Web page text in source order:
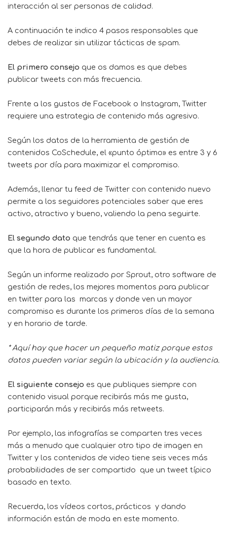
interacción al ser personas de calidad.
A continuación te indico 4 pasos responsables que
debes de realizar sin utilizar tácticas de spam.
El primero consejo que os damos es que debes
publicar tweets con más frecuencia.
Frente a los gustos de Facebook o Instagram, Twitter
requiere una estrategia de contenido más agresivo.
Según los datos de la herramienta de gestión de
contenidos CoSchedule, el «punto óptimo» es entre 3 y 6
tweets por día para maximizar el compromiso.
Además, llenar tu feed de Twitter con contenido nuevo
permite a los seguidores potenciales saber que eres
activo, atractivo y bueno, valiendo la pena seguirte.
El segundo dato que tendrás que tener en cuenta es
que la hora de publicar es fundamental.
Según un informe realizado por Sprout, otro software de
gestión de redes, los mejores momentos para publicar
en twitter para las marcas y donde ven un mayor
compromiso es durante los primeros días de la semana
y en horario de tarde.
* Aquí hay que hacer un pequeño matiz porque estos
datos pueden variar según la ubicación y la audiencia.
El siguiente consejo es que publiques siempre con
contenido visual porque recibirás más me gusta,
participarán más y recibirás más retweets.
Por ejemplo, las infografías se comparten tres veces
más a menudo que cualquier otro tipo de imagen en
Twitter y los contenidos de video tiene seis veces más
probabilidades de ser compartido que un tweet típico
basado en texto.
Recuerda, los vídeos cortos, prácticos y dando
información están de moda en este momento.